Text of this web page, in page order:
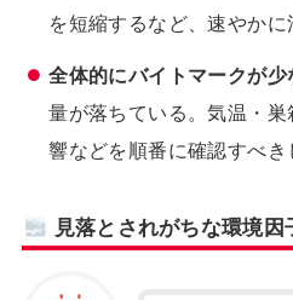
を短縮するなど、速やか
全体的にバイトマークが少
量が落ちている。気温・
響などを順番に確認すべき
見落とされがちな環境